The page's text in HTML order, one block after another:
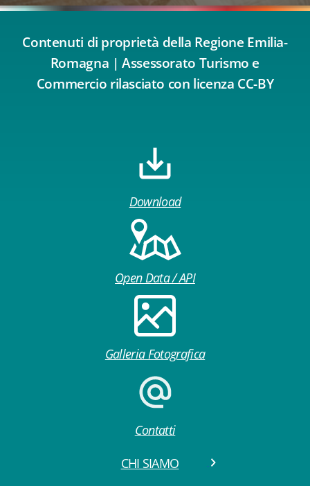
Contenuti di proprietà della Regione Emilia-
Romagna | Assessorato Turismo e
Commercio rilasciato con licenza CC-BY
Download
Open Data / API
Galleria Fotografica
Contatti
CHI SIAMO